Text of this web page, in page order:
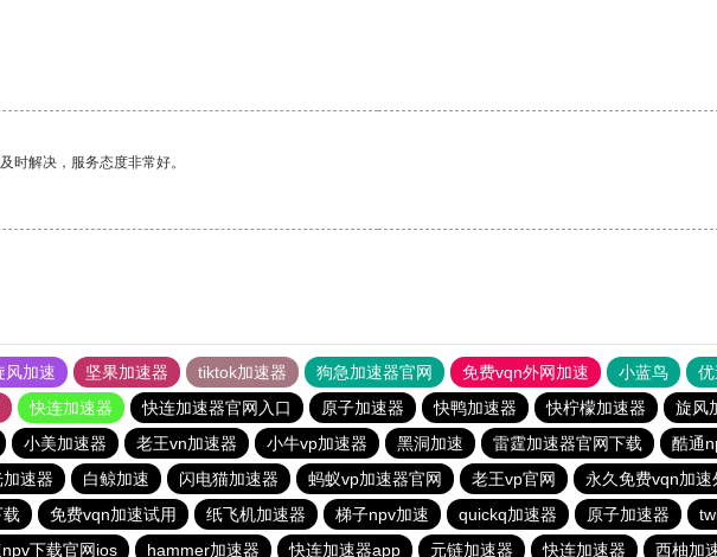
时解决，服务态度非常好。
风加速 坚果加速器 tiktok加速器 狗急加速器官网 免费vqn外网加速 小蓝鸟
快连加速器 快连加速器官网入口 原子加速器 快鸭加速器 快柠檬加速器 旋风
小美加速器 老王vn加速器 小牛vp加速器 黑洞加速 雷霆加速器官网下载 酷通
速器 白鲸加速 闪电猫加速器 蚂蚁vp加速器官网 老王vp官网 永久免费vqn加速
免费vqn加速试用 纸飞机加速器 梯子npv加速 quickq加速器 原子加速器
下载官网ios hammer加速器 快连加速器app 元链加速器 快连加速器 西柚加